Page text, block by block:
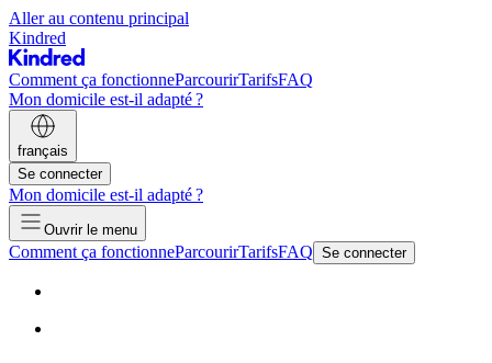
Aller au contenu principal
Kindred
Comment ça fonctionneParcourirTarifsFAQ
Mon domicile est-il adapté ?
français
Se connecter
Mon domicile est-il adapté ?
Ouvrir le menu
Comment ça fonctionneParcourirTarifsFAQ Se connecter